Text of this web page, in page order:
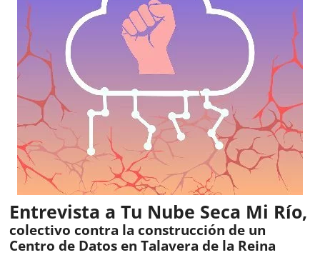
Entrevista a Tu Nube Seca Mi Río,
colectivo contra la construcción de un
Centro de Datos en Talavera de la Reina